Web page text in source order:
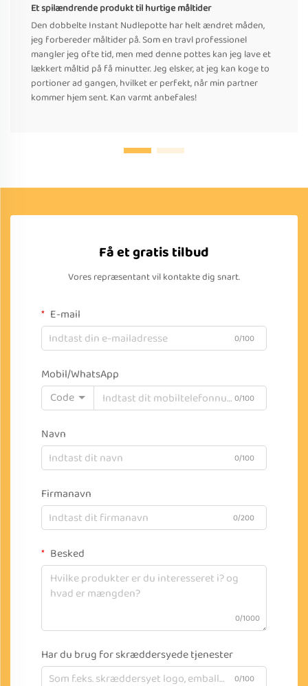
Et spilændrende produkt til hurtige måltider
Den dobbelte Instant Nudlepotte har helt ændret måden,
jeg forbereder måltider på. Som en travl professionel
mangler jeg ofte tid, men med denne pottes kan jeg lave et
lækkert måltid på få minutter. Jeg elsker, at jeg kan koge to
portioner ad gangen, hvilket er perfekt, når min partner
kommer hjem sent. Kan varmt anbefales!
Få et gratis tilbud
Vores repræsentant vil kontakte dig snart.
E-mail
0/100
Mobil/WhatsApp
Code
0/100
Navn
0/100
Firmanavn
0/200
Besked
0/1000
Har du brug for skræddersyede tjenester
0/100